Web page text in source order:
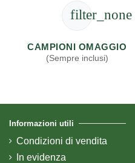
filter_none
CAMPIONI OMAGGIO
(Sempre inclusi)
Informazioni utili
Condizioni di vendita
In evidenza